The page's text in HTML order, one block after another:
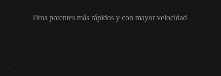
Tiros potentes más rápidos y con mayor velocidad